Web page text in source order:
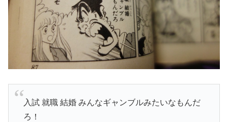
入試 就職 結婚 みんなギャンブルみたいなもんだ
ろ！